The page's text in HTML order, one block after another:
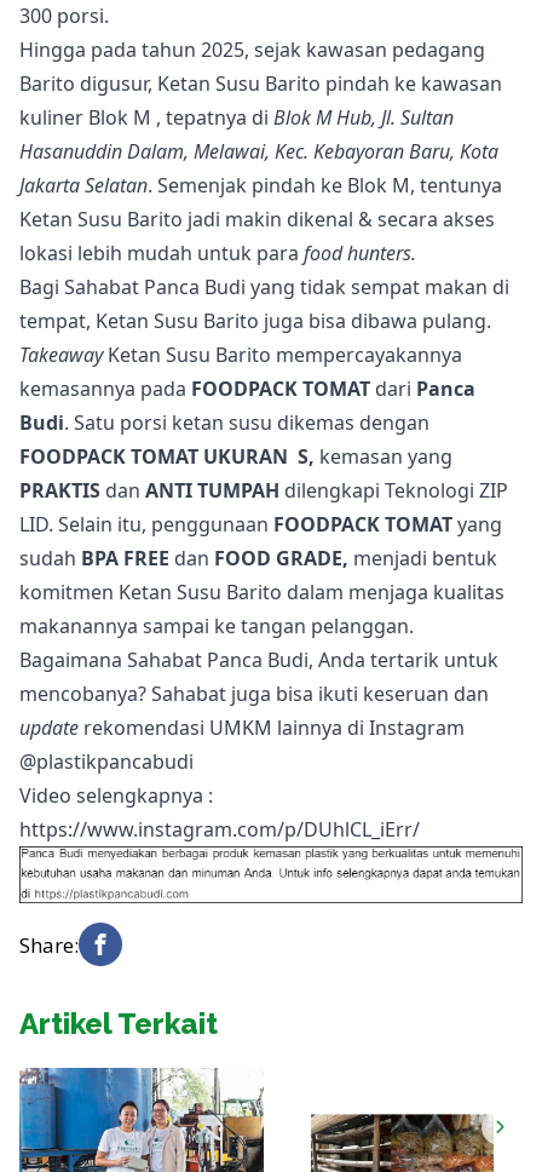
300 porsi.
Hingga pada tahun 2025, sejak kawasan pedagang
Barito digusur, Ketan Susu Barito pindah ke kawasan
kuliner Blok M , tepatnya di Blok M Hub, Jl. Sultan
Hasanuddin Dalam, Melawai, Kec. Kebayoran Baru, Kota
Jakarta Selatan. Semenjak pindah ke Blok M, tentunya
Ketan Susu Barito jadi makin dikenal & secara akses
lokasi lebih mudah untuk para food hunters.
Bagi Sahabat Panca Budi yang tidak sempat makan di
tempat, Ketan Susu Barito juga bisa dibawa pulang.
TakeawayKetan Susu Barito mempercayakannya
kemasannya pada FOODPACK TOMAT dari Panca
Budi. Satu porsi ketan susu dikemas dengan
FOODPACK TOMAT UKURAN S, kemasan yang
PRAKTIS dan ANTI TUMPAH dilengkapi Teknologi ZIP
LID. Selain itu, penggunaan FOODPACK TOMATyang
sudah BPA FREE dan FOOD GRADE, menjadi bentuk
komitmen Ketan Susu Barito dalam menjaga kualitas
makanannya sampai ke tangan pelanggan.
Bagaimana Sahabat Panca Budi, Anda tertarik untuk
mencobanya? Sahabat juga bisa ikuti keseruan dan
update rekomendasi UMKM lainnya di Instagram
@plastikpancabudi
Video selengkapnya :
https://www.instagram.com/p/DUhlCL_iErr/
Share:
Artikel Terkait